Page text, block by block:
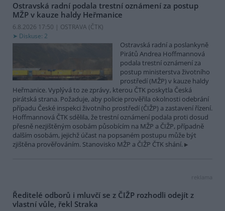
Ostravská radní podala trestní oznámení za postup
MŽP v kauze haldy Heřmanice
6.8.2026 17:50 | OSTRAVA (ČTK)
Diskuse: 2
Ostravská radní a poslankyně
Pirátů Andrea Hoffmannová
podala trestní oznámení za
postup ministerstva životního
prostředí (MŽP) v kauze haldy
Heřmanice. Vyplývá to ze zprávy, kterou ČTK poskytla Česká
pirátská strana. Požaduje, aby policie prověřila okolnosti odebrání
případu České inspekci životního prostředí (ČIŽP) a zastavení řízení.
Hoffmannová ČTK sdělila, že trestní oznámení podala proti dosud
přesně nezjištěným osobám působícím na MŽP a ČIŽP, případně
dalším osobám, jejichž účast na popsaném postupu může být
zjištěna prověřováním. Stanovisko MŽP a ČIŽP ČTK shání.
reklama
Ředitelé odborů i mluvčí se z ČIŽP rozhodli odejít z
vlastní vůle, řekl Straka